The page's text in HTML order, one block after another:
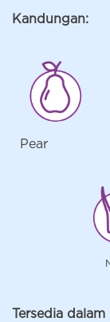
Kandungan:
Pear
Tersedia dalam